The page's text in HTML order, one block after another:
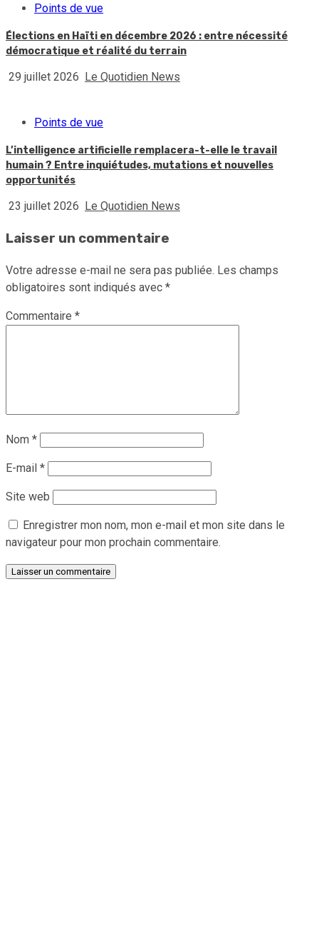
Points de vue
Élections en Haïti en décembre 2026 : entre nécessité
démocratique et réalité du terrain
29 juillet 2026 Le Quotidien News
Points de vue
L’intelligence artificielle remplacera-t-elle le travail
humain ? Entre inquiétudes, mutations et nouvelles
opportunités
23 juillet 2026 Le Quotidien News
Laisser un commentaire
Votre adresse e-mail ne sera pas publiée. Les champs
obligatoires sont indiqués avec *
Commentaire *
Nom *
E-mail *
Site web
Enregistrer mon nom, mon e-mail et mon site dans le
navigateur pour mon prochain commentaire.